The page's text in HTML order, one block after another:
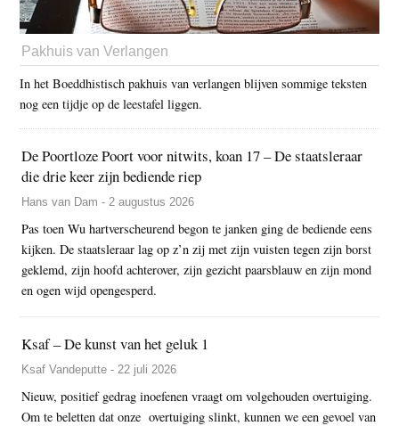
Pakhuis van Verlangen
In het Boeddhistisch pakhuis van verlangen blijven sommige teksten
nog een tijdje op de leestafel liggen.
De Poortloze Poort voor nitwits, koan 17 – De staatsleraar
die drie keer zijn bediende riep
Hans van Dam - 2 augustus 2026
Pas toen Wu hartverscheurend begon te janken ging de bediende eens
kijken. De staatsleraar lag op z’n zij met zijn vuisten tegen zijn borst
geklemd, zijn hoofd achterover, zijn gezicht paarsblauw en zijn mond
en ogen wijd opengesperd.
Ksaf – De kunst van het geluk 1
Ksaf Vandeputte - 22 juli 2026
Nieuw, positief gedrag inoefenen vraagt om volgehouden overtuiging.
Om te beletten dat onze overtuiging slinkt, kunnen we een gevoel van